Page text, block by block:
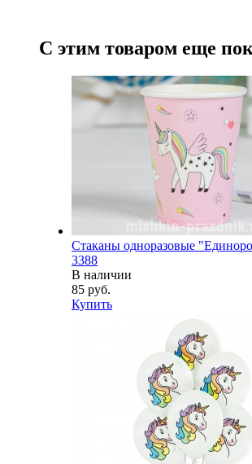
С этим товаром еще
Стаканы одноразовые
3388
В наличии
85 руб.
Купить